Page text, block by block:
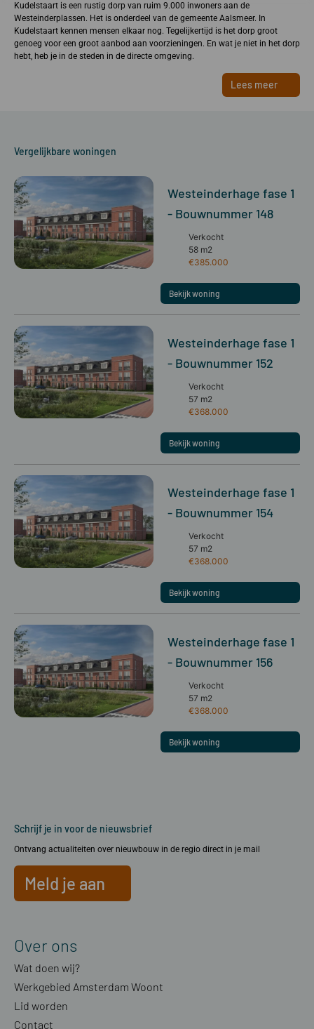
Kudelstaart is een rustig dorp van ruim 9.000 inwoners aan de
Westeinderplassen. Het is onderdeel van de gemeente Aalsmeer. In
Kudelstaart kennen mensen elkaar nog. Tegelijkertijd is het dorp groot
genoeg voor een groot aanbod aan voorzieningen. En wat je niet in het dorp
hebt, heb je in de steden in de directe omgeving.
Lees meer
Vergelijkbare woningen
Westeinderhage fase 1
- Bouwnummer 148
Verkocht
58 m2
€385.000
Bekijk woning
Westeinderhage fase 1
- Bouwnummer 152
Verkocht
57 m2
€368.000
Bekijk woning
Westeinderhage fase 1
- Bouwnummer 154
Verkocht
57 m2
€368.000
Bekijk woning
Westeinderhage fase 1
- Bouwnummer 156
Verkocht
57 m2
€368.000
Bekijk woning
Schrijf je in voor de nieuwsbrief
Ontvang actualiteiten over nieuwbouw in de regio direct in je mail
Meld je aan
Over ons
Wat doen wij?
Werkgebied Amsterdam Woont
Lid worden
Contact